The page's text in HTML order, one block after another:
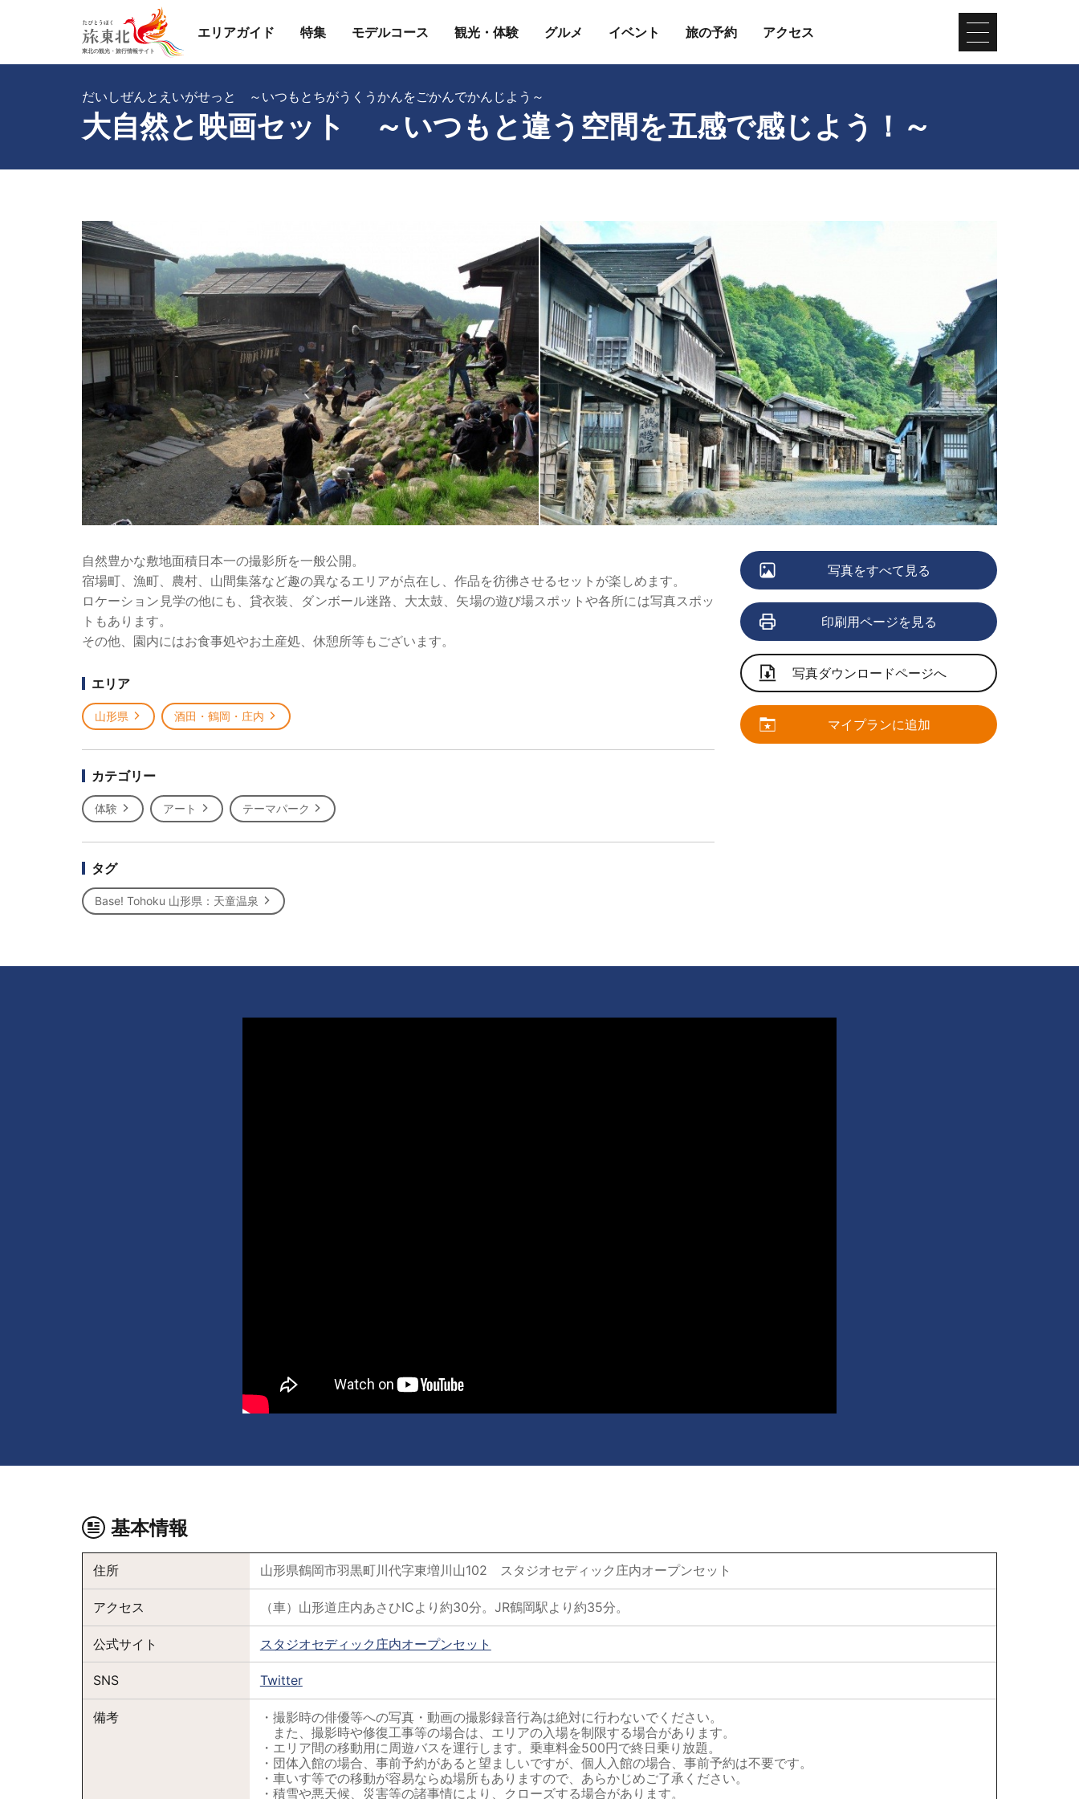
エリアガイド 特集 モデルコース 観光・体験 グルメ イベント 旅の予約 アクセス
大自然と映画セット ～いつもと違う空間を五感で感じよう！～
だいしぜんとえいがせっと ～いつもとちがうくうかんをごかんでかんじよう～
自然豊かな敷地面積日本一の撮影所を一般公開。
宿場町、漁町、農村、山間集落など趣の異なるエリアが点在し、作品を彷彿させるセットが楽しめます。
ロケーション見学の他にも、貸衣装、ダンボール迷路、大太鼓、矢場の遊び場スポットや各所には写真スポッ
トもあります。
その他、園内にはお食事処やお土産処、休憩所等もございます。
エリア
山形県 酒田・鶴岡・庄内
カテゴリー
体験 アート テーマパーク
タグ
Base! Tohoku 山形県：天童温泉
写真をすべて見る
印刷用ページを見る
写真ダウンロードページへ
マイプランに追加
基本情報
住所 山形県鶴岡市羽黒町川代字東増川山102 スタジオセディック庄内オープンセット
アクセス （車）山形道庄内あさひICより約30分。JR鶴岡駅より約35分。
公式サイト スタジオセディック庄内オープンセット
SNS Twitter
備考
・撮影時の俳優等への写真・動画の撮影録音行為は絶対に行わないでください。
また、撮影時や修復工事等の場合は、エリアの入場を制限する場合があります。
・エリア間の移動用に周遊バスを運行します。乗車料金500円で終日乗り放題。
・団体入館の場合、事前予約があると望ましいですが、個人入館の場合、事前予約は不要です。
・車いす等での移動が容易ならぬ場所もありますので、あらかじめご了承ください。
・積雪や悪天候、災害等の諸事情により、クローズする場合があります。